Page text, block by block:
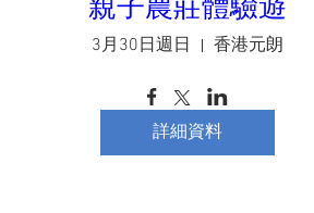
親子農莊體驗遊
3月30日週日 香港元朗
詳細資料